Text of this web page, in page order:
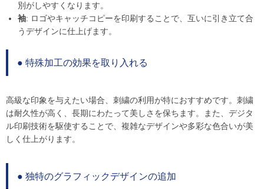
別がしやすくなります。
袖: ロゴやキャッチコピーを印刷することで、互いに引き立て合
うデザインに仕上げます。
● 特殊加工の効果を取り入れる
高級な印象を与えたい場合、刺繍の利用が特におすすめです。刺繍
は耐久性が高く、長期にわたって美しさを保ちます。また、デジタ
ル印刷技術を駆使することで、複雑なデザインや多彩な色合いが美
しく仕上がります。
● 独特のグラフィックデザインの追加